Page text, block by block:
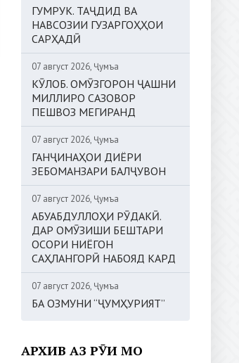
ГУМРУК. ТАҶДИД ВА
НАВСОЗИИ ГУЗАРГОҲҲОИ
САРҲАДӢ
07 август 2026, Ҷумъа
КӮЛОБ. ОМӮЗГОРОН ҶАШНИ
МИЛЛИРО САЗОВОР
ПЕШВОЗ МЕГИРАНД
07 август 2026, Ҷумъа
ГАНҶИНАҲОИ ДИЁРИ
ЗЕБОМАНЗАРИ БАЛҶУВОН
07 август 2026, Ҷумъа
АБУАБДУЛЛОҲИ РӮДАКӢ.
ДАР ОМӮЗИШИ БЕШТАРИ
ОСОРИ НИЁГОН
САҲЛАНГОРӢ НАБОЯД КАРД
07 август 2026, Ҷумъа
БА ОЗМУНИ “ҶУМҲУРИЯТ”
АРХИВ АЗ РӮИ МОҲ